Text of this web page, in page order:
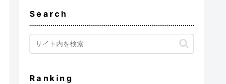
Search
Ranking